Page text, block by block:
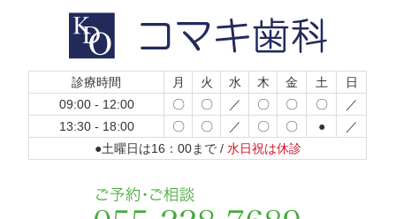
診療時間 月 火 水 木 金 土
日
09:00 - 12:00
〇 〇 ／ 〇 〇 〇
／
13:30 - 18:00
〇 〇 ／ 〇 〇 ●
／
●土曜日は16：00まで / 水日祝は休診